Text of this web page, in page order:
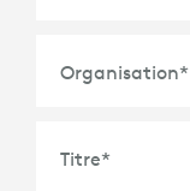
Organisation*
Titre*